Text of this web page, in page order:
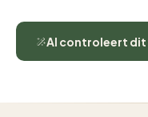
AI controleert dit